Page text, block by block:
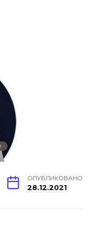
ОПУБЛИКОВАНО
28.12.2021